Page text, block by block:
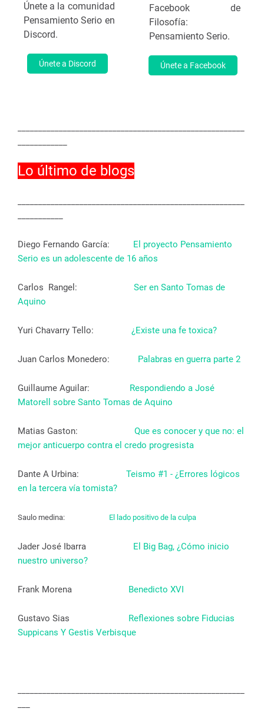
Únete a la comunidad
Pensamiento Serio en
Discord.
Únete a Discord
Facebook de
Filosofía:
Pensamiento Serio.
Únete a Facebook
Lo último de blogs
Diego Fernando García:
El proyecto Pensamiento
Serio es un adolescente de 16 años
Carlos Rangel:
Ser en Santo Tomas de
Aquino
Yuri Chavarry Tello: ¿Existe una fe toxica?
Juan Carlos Monedero: Palabras en guerra parte 2
Guillaume Aguilar:
Respondiendo a José
Matorell sobre Santo Tomas de Aquino
Matias Gaston:
Que es conocer y que no: el
mejor anticuerpo contra el credo progresista
Dante A Urbina:
Teismo #1 - ¿Errores lógicos
en la tercera vía tomista?
Saulo medina: El lado positivo de la culpa
Jader José Ibarra
El Big Bag, ¿Cómo inicio
nuestro universo?
Frank Morena Benedicto XVI
Gustavo Sias
Reflexiones sobre Fiducias
Suppicans Y Gestis Verbisque